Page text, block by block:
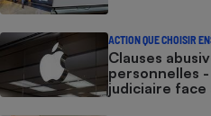
ACTION QUE CHOISIR
Clauses
personnelles
judiciaire face